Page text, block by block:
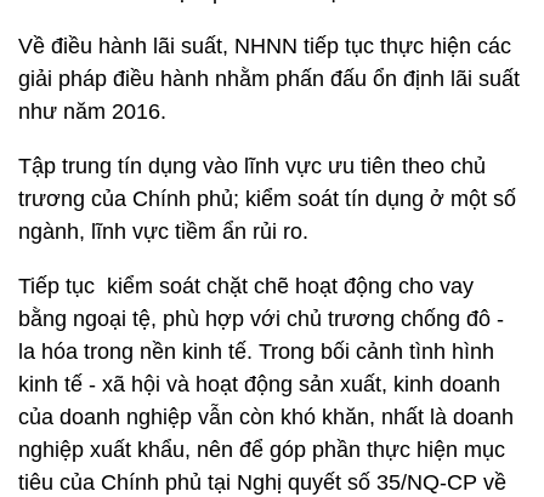
Về điều hành lãi suất, NHNN tiếp tục thực hiện các
giải pháp điều hành nhằm phấn đấu ổn định lãi suất
như năm 2016.
Tập trung tín dụng vào lĩnh vực ưu tiên theo chủ
trương của Chính phủ; kiểm soát tín dụng ở một số
ngành, lĩnh vực tiềm ẩn rủi ro.
Tiếp tục kiểm soát chặt chẽ hoạt động cho vay
bằng ngoại tệ, phù hợp với chủ trương chống đô -
la hóa trong nền kinh tế. Trong bối cảnh tình hình
kinh tế - xã hội và hoạt động sản xuất, kinh doanh
của doanh nghiệp vẫn còn khó khăn, nhất là doanh
nghiệp xuất khẩu, nên để góp phần thực hiện mục
tiêu của Chính phủ tại Nghị quyết số 35/NQ-CP về